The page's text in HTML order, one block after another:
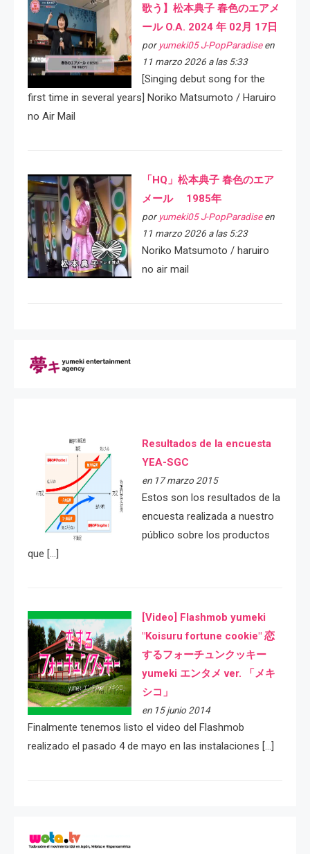
歌う】松本典子 春色のエアメ
ール O.A. 2024 年 02月 17日
por yumeki05 J-PopParadiseen
11 marzo 2026 a las 5:33
[Singing debut song for the
first time in several years] Noriko Matsumoto / Haruiro
no Air Mail
「HQ」松本典子 春色のエア
メール 1985年
por yumeki05 J-PopParadiseen
11 marzo 2026 a las 5:23
Noriko Matsumoto / haruiro
no air mail
Resultados de la encuesta
YEA-SGC
en 17 marzo 2015
Estos son los resultados de la
encuesta realizada a nuestro
público sobre los productos
que […]
[Video] Flashmob yumeki
"Koisuru fortune cookie" 恋
するフォーチュンクッキー
yumeki エンタメ ver. 「メキ
シコ」
en 15 junio 2014
Finalmente tenemos listo el video del Flashmob
realizado el pasado 4 de mayo en las instalaciones […]